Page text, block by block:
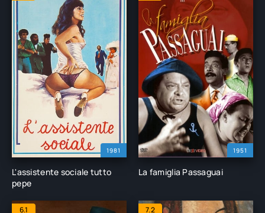
1981
L'assistente sociale tutto
pepe
1951
La famiglia Passaguai
6.1 7.2